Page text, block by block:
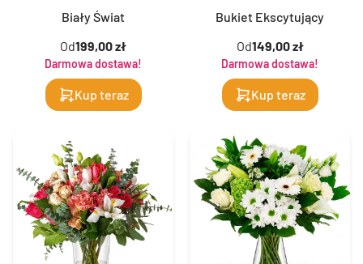
Biały Świat
Od199,00 zł
Darmowa dostawa!
Kup teraz
Bukiet Ekscytujący
Od149,00 zł
Darmowa dostawa!
Kup teraz